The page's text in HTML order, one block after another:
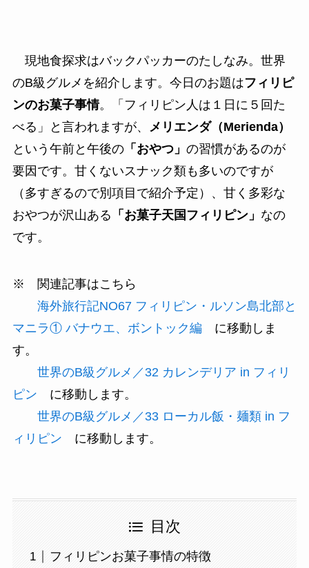
現地食探求はバックパッカーのたしなみ。世界
のB級グルメを紹介します。今日のお題はフィリピ
ンのお菓子事情。「フィリピン人は１日に５回た
べる」と言われますが、
メリエンダ（Merienda）
という午前と午後の「おやつ」 の習慣があるのが
要因です。甘くないスナック類も多いのですが
（多すぎるので別項目で紹介予定）、甘く多彩な
おやつが沢山ある 「お菓子天国フィリピン」 なの
です。
※ 関連記事はこちら
海外旅行記NO67 フィリピン・ルソン島北部と
マニラ① バナウエ、ボントック編 に移動しま
す。
世界のB級グルメ／32 カレンデリア in フィリ
ピン に移動します。
世界のB級グルメ／33 ローカル飯・麺類 in フ
ィリピン に移動します。
目次
フィリピンお菓子事情の特徴